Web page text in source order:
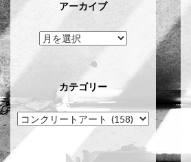
アーカイブ
カテゴリー